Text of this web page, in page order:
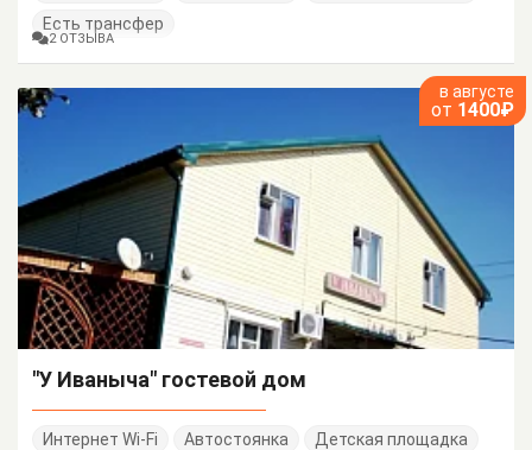
Есть трансфер
2 ОТЗЫВА
в августе
от 1400₽
"У Иваныча" гостевой дом
Интернет Wi-Fi Автостоянка
Детская площадка